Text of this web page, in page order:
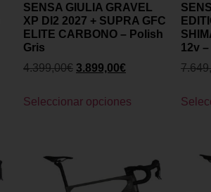
SENSA GIULIA GRAVEL
XP DI2 2027 + SUPRA GFC
ELITE CARBONO – Polish
Gris
4.399,00€ 3.899,00€
Seleccionar opciones
12v